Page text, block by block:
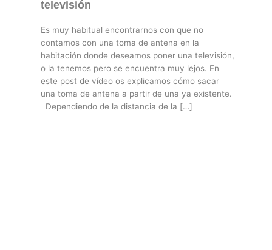
televisión
Es muy habitual encontrarnos con que no
contamos con una toma de antena en la
habitación donde deseamos poner una televisión,
o la tenemos pero se encuentra muy lejos. En
este post de vídeo os explicamos cómo sacar
una toma de antena a partir de una ya existente.
Dependiendo de la distancia de la […]